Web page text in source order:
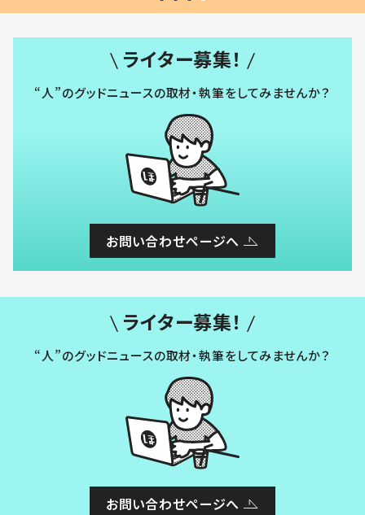
ライター募集！
“人”のグッドニュースの取材・執筆をしてみませんか？
お問い合わせページへ
ライター募集！
“人”のグッドニュースの取材・執筆をしてみませんか？
お問い合わせページへ